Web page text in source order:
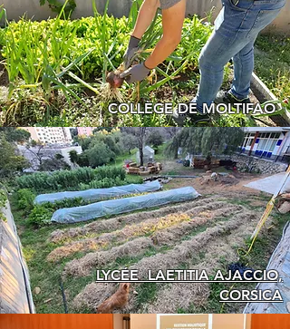
COLLÈGE DE MOLTIFAO
LYCÉE LAETITIA AJACCIO,
CORSICA